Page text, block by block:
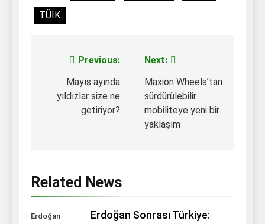
TÜİK
gezinmesi
Previous:
Mayıs ayında
yıldızlar size ne
getiriyor?
Next:
Maxion Wheels’tan
sürdürülebilir
mobiliteye yeni bir
yaklaşım
Related News
Erdoğan
Erdoğan Sonrası Türkiye: